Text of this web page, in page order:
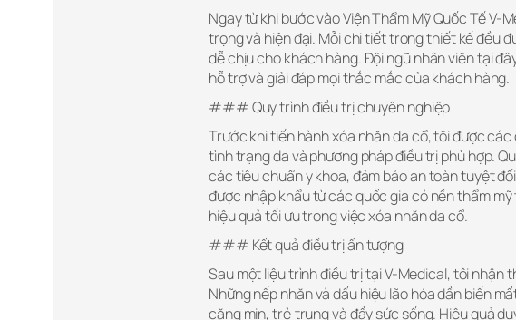
Ngay từ khi bước vào Viện Thẩm Mỹ Quốc Tế V-
trọng và hiện đại. Mỗi chi tiết trong thiết kế đều
dễ chịu cho khách hàng. Đội ngũ nhân viên tại
hỗ trợ và giải đáp mọi thắc mắc của khách hàng.
### Quy trình điều trị chuyên nghiệp
Trước khi tiến hành xóa nhăn da cổ, tôi được
tình trạng da và phương pháp điều trị phù hợp.
các tiêu chuẩn y khoa, đảm bảo an toàn tuyệt
được nhập khẩu từ các quốc gia có nền thẩm
hiệu quả tối ưu trong việc xóa nhăn da cổ.
### Kết quả điều trị ấn tượng
Sau một liệu trình điều trị tại V-Medical, tôi nhận
Những nếp nhăn và dấu hiệu lão hóa dần biến
căng mịn, trẻ trung và đầy sức sống. Hiệu quả